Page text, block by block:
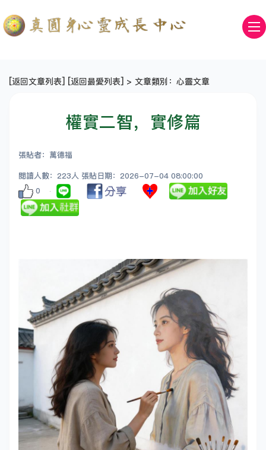
[返回文章列表] [返回最愛列表] > 文章類別：心靈文章
權實二智，實修篇
張貼者：萬德福
閱讀人數：223人 張貼日期：2026-07-04 08:00:00
0